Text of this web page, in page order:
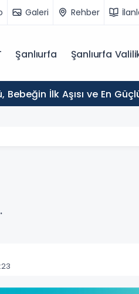
Galeri Rehber
Şanlıurfa Şanlıurfa
Bebeğin İlk Aşısı ve En